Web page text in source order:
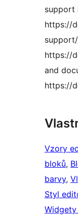
support
https://
https://
and
https://
Vzory
bloků,
barvy,
Styl